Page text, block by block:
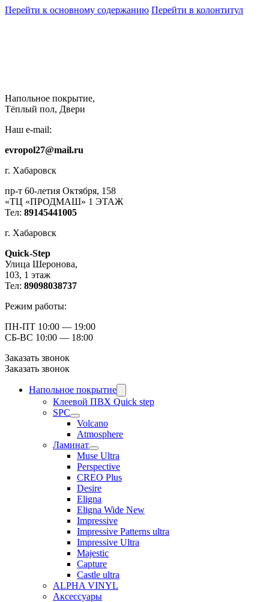
Перейти к основному содержанию Перейти в колонтитул
Напольное покрытие,
Тёплый пол, Двери
Наш e-mail:
evropol27@mail.ru
г. Хабаровск
пр-т 60-летия Октября, 158
«ТЦ «ПРОДМАШ» 1 ЭТАЖ
Тел: 89145441005
г. Хабаровск
Quick-Step
​Улица Шеронова,
103, ​1 этаж
Тел: 89098038737
Режим работы:
ПН-ПТ 10:00 — 19:00
СБ-ВС 10:00 — 18:00
Заказать звонок
Заказать звонок
Напольное покрытие
Клеевой ПВХ Quick step
SPC
Volcano
Atmosphere
Ламинат
Muse Ultra
Perspective
CREO Plus
Desire
Eligna
Eligna Wide New
Impressive
Impressive Patterns ultra
Impressive Ultra
Majestic
Capture
Castle ultra
ALPHA VINYL
Аксессуары